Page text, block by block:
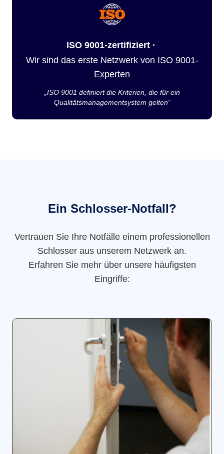
ISO 9001-zertifiziert ·
Wir sind das erste Netzwerk von ISO 9001-
Experten
„ISO 9001 definiert die Kriterien, die für ein
Qualitätsmanagementsystem gelten“
Ein Schlosser-Notfall?
Vertrauen Sie Ihre Notfälle einem professionellen
Schlosser aus unserem Netzwerk an.
Erfahren Sie mehr über unsere häufigsten
Eingriffe: